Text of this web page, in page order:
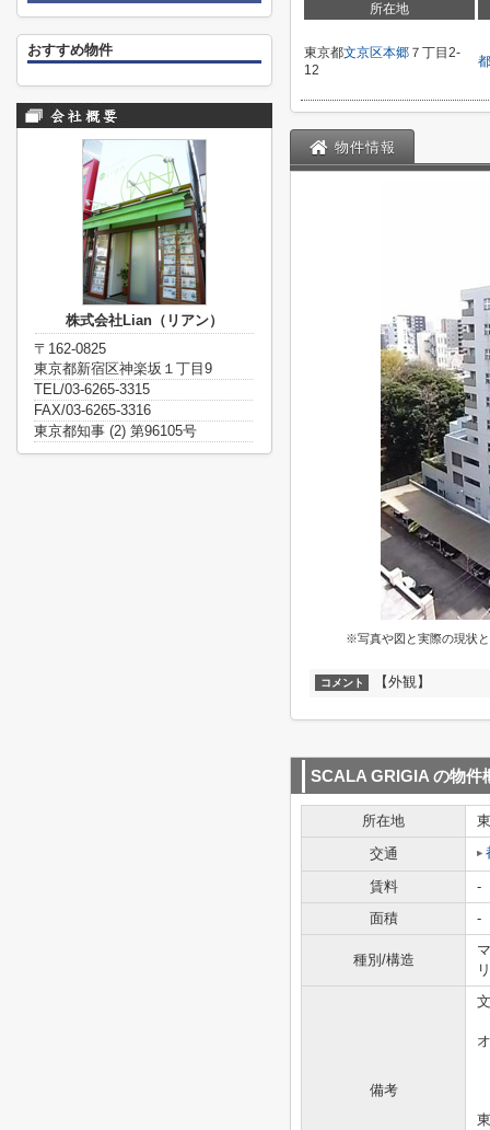
所在地
東京都文京区本郷 ７丁目2-
12
物件情報
※写真や図と実際の現状
コメント 【外観】
SCALA GRIGIA の物件
所在地
交通
賃料
-
面積
-
種別/構造
備考
おすすめ物件
株式会社Lian（リアン）
〒162-0825
東京都新宿区神楽坂１丁目9
TEL/03-6265-3315
FAX/03-6265-3316
東京都知事 (2) 第96105号